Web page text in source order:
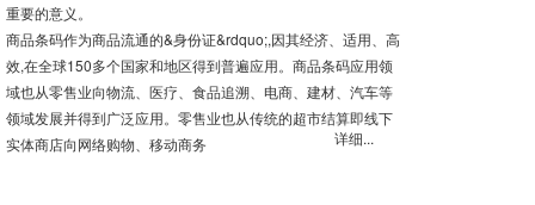
重要的意义。
商品条码作为商品流通的&身份证&rdquo;,因其经济、适用、高
效,在全球150多个国家和地区得到普遍应用。商品条码应用领
域也从零售业向物流、医疗、食品追溯、电商、建材、汽车等
领域发展并得到广泛应用。零售业也从传统的超市结算即线下
实体商店向网络购物、移动商务
详细...